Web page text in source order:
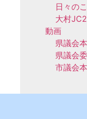
日々の
大村
動画
県議会
県議会
市議会